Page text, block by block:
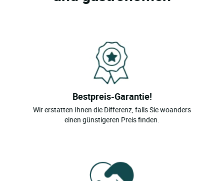
Bestpreis-Garantie!
Wir erstatten Ihnen die Differenz, falls Sie woanders
einen günstigeren Preis finden.